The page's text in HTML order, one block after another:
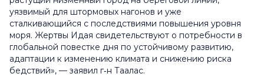
уязвимый для штормовых нагонов и уже
сталкивающийся с последствиями повышения уровня
моря. Жертвы Идая свидетельствуют о потребности в
глобальной повестке дня по устойчивому развитию,
адаптации к изменению климата и снижению риска
бедствий», — заявил г‑н Таалас.